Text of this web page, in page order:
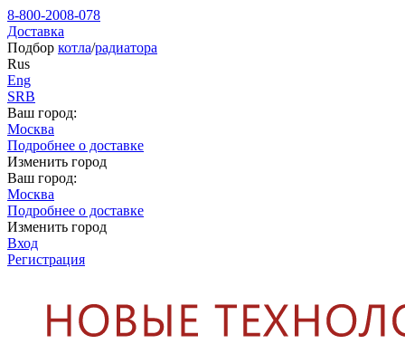
8-800-2008-078
Доставка
Подбор котла/радиатора
Rus
Eng
SRB
Ваш город:
Москва
Подробнее о доставке
Изменить город
Ваш город:
Москва
Подробнее о доставке
Изменить город
Вход
Регистрация